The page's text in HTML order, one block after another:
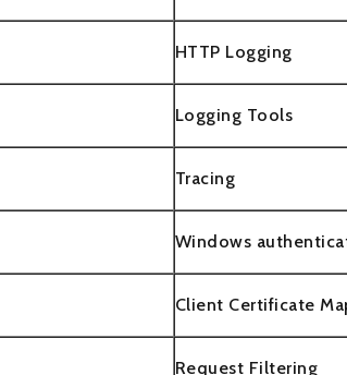
HTTP Logging
Logging Tools
Tracing
Windows
Client Certificate
Request Filtering